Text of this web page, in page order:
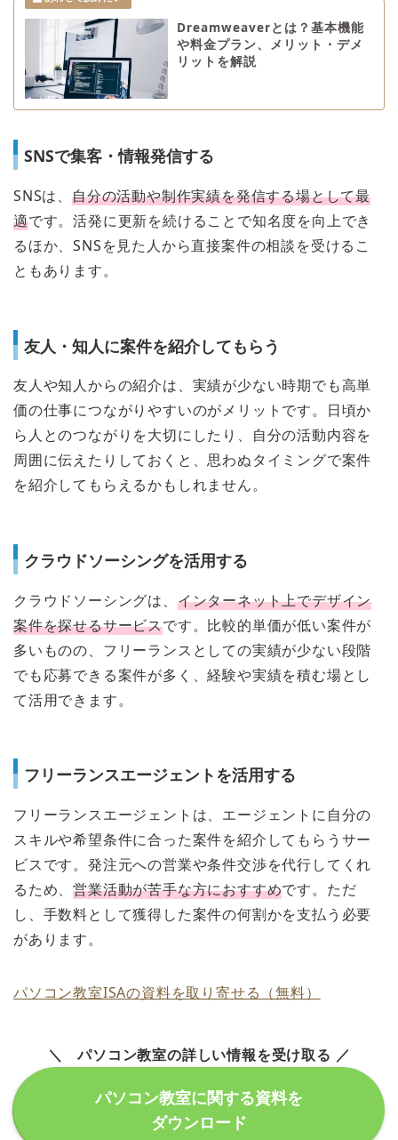
Dreamweaverとは？基本機能
や料金プラン、メリット・デメ
リットを解説
SNSで集客・情報発信する
SNSは、 自分の活動や制作実績を発信する場として最
適です。活発に更新を続けることで知名度を向上でき
るほか、SNSを見た人から直接案件の相談を受けるこ
ともあります。
友人・知人に案件を紹介してもらう
友人や知人からの紹介は、実績が少ない時期でも高単
価の仕事につながりやすいのがメリットです。日頃か
ら人とのつながりを大切にしたり、自分の活動内容を
周囲に伝えたりしておくと、思わぬタイミングで案件
を紹介してもらえるかもしれません。
クラウドソーシングを活用する
クラウドソーシングは、 インターネット上でデザイン
案件を探せるサービスです。比較的単価が低い案件が
多いものの、フリーランスとしての実績が少ない段階
でも応募できる案件が多く、経験や実績を積む場とし
て活用できます。
フリーランスエージェントを活用する
フリーランスエージェントは、エージェントに自分の
スキルや希望条件に合った案件を紹介してもらうサー
ビスです。発注元への営業や条件交渉を代行してくれ
るため、営業活動が苦手な方におすすめです。ただ
し、手数料として獲得した案件の何割かを支払う必要
があります。
パソコン教室ISAの資料を取り寄せる（無料）
＼ パソコン教室の詳しい情報を受け取る ／
パソコン教室に関する資料を
ダウンロード